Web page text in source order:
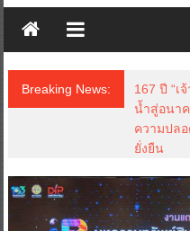
New
Breaking News:
167 ปี “เ
น้ำสู่อนา
ความปลอ
ยั่งยืน